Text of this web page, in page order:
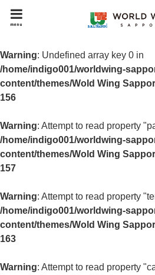
menu
Warning: Undefined array key 0 in
/home/indigo001/worldwing-
content/themes/Wold Wing
156
Warning: Attempt to read property
/home/indigo001/worldwing-
content/themes/Wold Wing
157
Warning: Attempt to read property
/home/indigo001/worldwing-
content/themes/Wold Wing
163
Warning: Attempt to read property